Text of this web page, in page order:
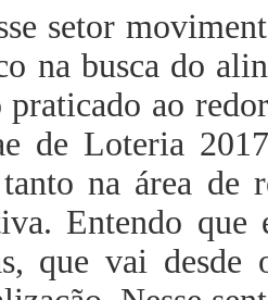
setor
na busca do
praticado ao
de Loteria
na área de
Entendo que
que vai desde